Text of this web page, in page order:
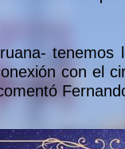
con el